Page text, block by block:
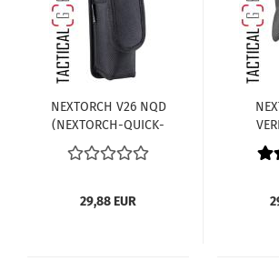
NEXTORCH V26 NQD
(NEXTORCH-QUICK-
DRAW) HOLSTER
PASSENT FÜR ND30 &
DREHBAR,
29,88 EUR
&